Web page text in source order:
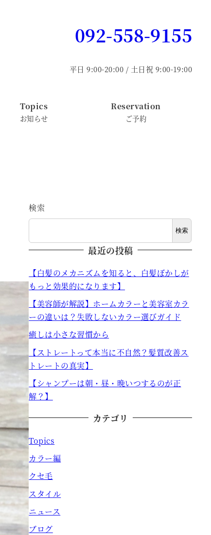
092-558-9155
平日 9:00-20:00 / 土日祝 9:00-19:00
Topics
お知らせ
Reservation
ご予約
検索
検索
最近の投稿
【白髪のメカニズムを知ると、白髪ぼかしが
もっと効果的になります】
【美容師が解説】ホームカラーと美容室カラ
ーの違いは？失敗しないカラー選びガイド
癒しは小さな習慣から
【ストレートって本当に不自然？髪質改善ス
トレートの真実】
【シャンプーは朝・昼・晩いつするのが正
解？】
カテゴリ
Topics
カラー編
クセ毛
スタイル
ニュース
ブログ